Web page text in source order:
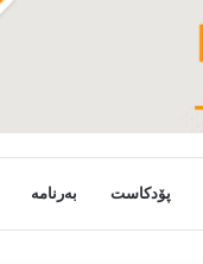
پۆدکاست بەرنامە